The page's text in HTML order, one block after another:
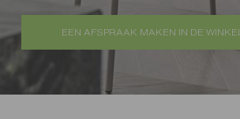
EEN AFSPRAAK MAKEN IN DE WINKEL